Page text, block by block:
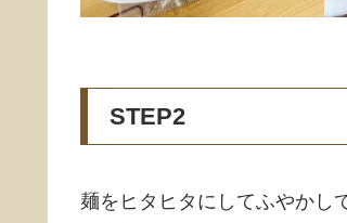
STEP2
麺をヒタヒタにしてふやかし